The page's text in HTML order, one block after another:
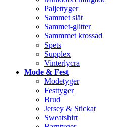
Paljettyger
Sammet slät
Sammet-glitter
Sammmet krossad
Spets
Supplex
Vinterlycra
Mode & Fest
Modetyger
Festtyger
Brud
Jersey & Stickat
Sweatshirt